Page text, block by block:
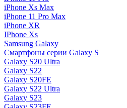
iPhone Xs Max
iPhone 11 Pro Max
iPhone XR
IPhone Xs
Samsung Galaxy
Смартфоны серии Galaxy S
Galaxy S20 Ultra
Galaxy S22
Galaxy S20FE
Galaxy S22 Ultra
Galaxy S23